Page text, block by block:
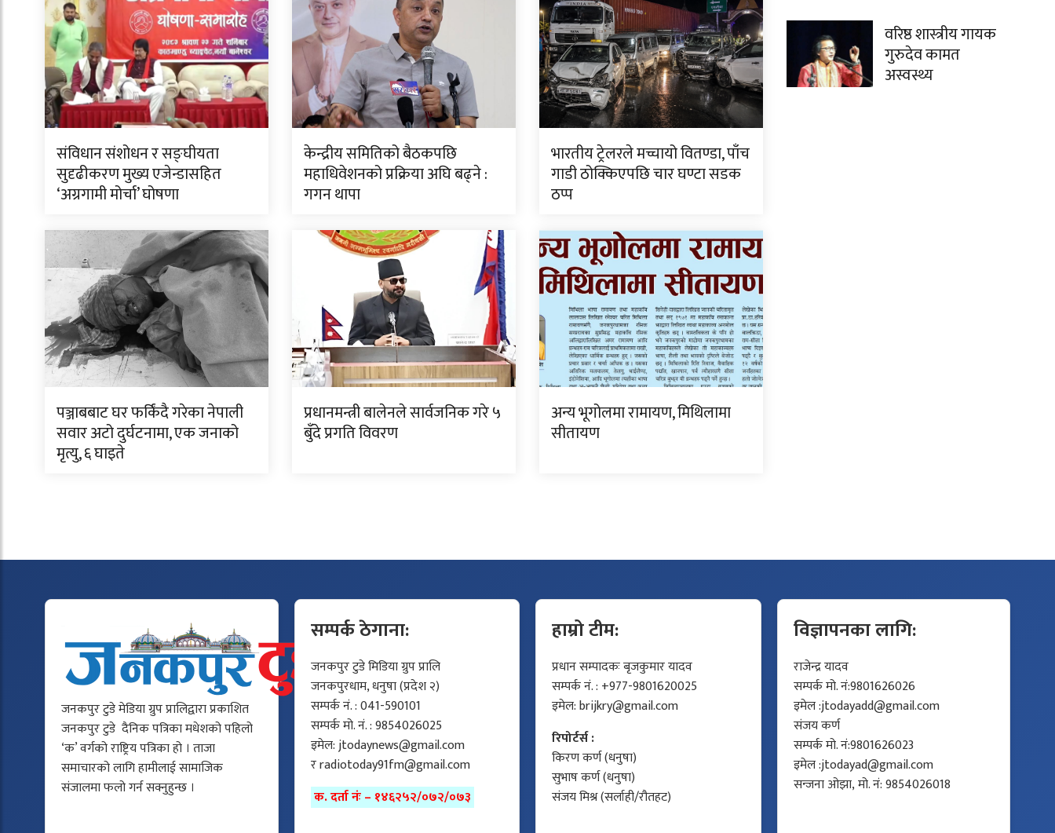
संविधान संशोधन र सङ्घीयता
सुदृढीकरण मुख्य एजेन्डासहित
‘अग्रगामी मोर्चा’ घोषणा
केन्द्रीय समितिको बैठकपछि
महाधिवेशनको प्रक्रिया अघि बढ्ने :
गगन थापा
भारतीय ट्रेलरले मच्चायो वितण्डा, पाँच
गाडी ठोक्किएपछि चार घण्टा सडक
ठप्प
पञ्जाबबाट घर फर्किंदै गरेका नेपाली
सवार अटो दुर्घटनामा, एक जनाको
मृत्यु, ६ घाइते
प्रधानमन्त्री बालेनले सार्वजनिक गरे ५
बुँदे प्रगति विवरण
अन्य भूगोलमा रामायण, मिथिलामा
सीतायण
वरिष्ठ शास्त्रीय गायक
गुरुदेव कामत
अस्वस्थ्य
जनकपुर टुडे मेडिया ग्रुप प्रालिद्वारा प्रकाशित
जनकपुर टुडे दैनिक पत्रिका मधेशको पहिलो
‘क’ वर्गको राष्ट्रिय पत्रिका हो । ताजा
समाचारको लागि हामीलाई सामाजिक
संजालमा फलो गर्न सक्नुहुन्छ ।
सम्पर्क ठेगाना:
जनकपुर टुडे मिडिया ग्रुप प्रालि
जनकपुरधाम, धनुषा (प्रदेश २)
सम्पर्क नं. : 041-590101
सम्पर्क मो. नं. : 9854026025
इमेल:jtodaynews@gmail.com
रradiotoday91fm@gmail.com
क. दर्ता नंः – १४६२५२/०७२/०७३
हाम्रो टीम:
प्रधान सम्पादकः बृजकुमार यादव
सम्पर्क नं. : +977-9801620025
इमेल:brijkry@gmail.com
रिपोर्टर्स :
किरण कर्ण (धनुषा)
सुभाष कर्ण (धनुषा)
संजय मिश्र (सर्लाही/रौतहट)
विज्ञापनका लागि:
राजेन्द्र यादव
सम्पर्क मो. नं:9801626026
इमेल :jtodayadd@gmail.com
संजय कर्ण
सम्पर्क मो. नं:9801626023
इमेल :jtodayad@gmail.com
सन्जना ओझा, मो. नं: 9854026018